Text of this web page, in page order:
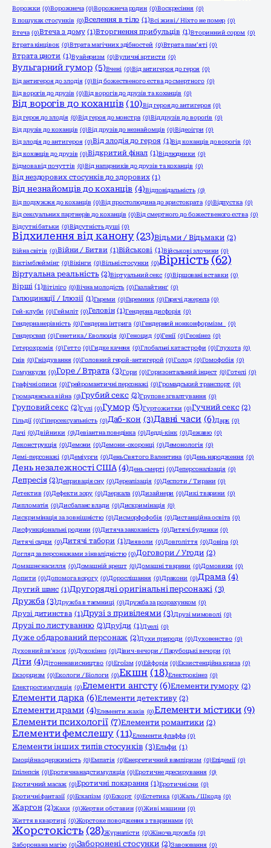
Ворожки (0)Ворожнеча (0)Ворожнеча родин (0)Воскресіння (0)
В пошуках стосунків (0)Вселення в тіло (1)Всі живі / Ніхто не помер (0)
Втеча (0)Втеча з дому (1)Вторгнення прибульців (1)Вторинний сором (0)
Втрата кінцівок (0)Втрата магічних здібностей (0)Втрата пам’яті (0)
Втрата цноти (1)Вуайеризм (0)Вуличні артисти (0)
Вульгарний гумор (5)Вчені (0)Від антигероя до героя (0)
Від антигероя до злодія (0)Від божественого єства до смертного (0)
Від ворогів до друзів (0)Від ворогів до друзів та коханців (0)
Від ворогів до коханців (10)Від героя до антигероя (0)
Від героя до злодія (0)Від героя до монстра (0)Від друзів до ворогів (0)
Від друзів до коханців (0)Від друзів до незнайомців (0)Відеоігри (0)
Від злодія до антигероя (0)Від злодія до героя (1)Від коханців до ворогів (0)
Від коханців до друзів (0)Відкритий фінал (1)Відлюдники (0)
Відмова від почуттів (0)Від напарників до друзів та коханців (0)
Від нездорових стосунків до здорових (1)
Від незнайомців до коханців (4)Відповідальність (0)
Від подружжя до коханців (0)Від простолюдина до аристократа (0)Відпустка (0)
Від сексуальних партнерів до коханців (0)Від смертного до божественого єства (0)
Відсутні батьки (0)Відсутність душі (0)
Відхилення від канону (23)Відьми / Відьмаки (2)
Війна світів (0)Війни / Битви (1)Військові (1)Військові злочини (0)
Віктімблеймінг (0)Вікінги (0)Вільні стосунки (0)Вірність (62)
Віртуальна реальність (2)Віртуальний секс (0)Віршовані вставки (0)
Вірші (1)Вітіліго (0)Вічна молодість (0)Газлайтинґ (0)
Галюцинації / Ілюзії (1)Гареми (0)Гаремник (0)Гарячі джерела (0)
Гей-клуби (0)Геймліт (0)Геловін (1)Гендерна дисфорія (0)
Гендерна нерівність (0)Гендерна інтрига (0)Гендерний нонконформізм
(0)
Гендерсвап (0)Генетика / Еволюція (0)Геноцид (0)Генії (0)Геокінез (0)
Гетерохромія (0)Гетто (0)Гидке каченя (0)Глобальні катастрофи (0)Глухота (0)
Гнів (0)Гніздування (0)Головний герой-антигерой (0)Голод (0)Гомофобія (0)
Гомункули (0)Горе / Втрата (3)Гори (0)Горизонтальний інцест (0)Готелі (0)
Графічні описи (0)Грейромантичні персонажі (0)Громадський транспорт (0)
Громадянська війна (0)Грубий секс (2)Групове згвалтування (0)
Груповий секс (2)Гулі (0)Гумор (5)Гуртожитки (0)Гучний секс (2)
Гільдії (0)Гіперсексуальність (0)Даб-кон (3)Давні часи (6)Дарк (0)
Дачі (0)Двійники (0)Девіантна поведінка (0)Дедді-кінк (0)Дежавю (0)
Деконструкція (0)Демони (0)Демони-охоронці (0)Демонологія (0)
Демі-персонажі (0)Деміурги (0)День Святого Валентина (0)День народження (0)
День незалежності США (4)День смерті (0)Деперсоналізація (0)
Депресія (2)Депривація сну (0)Дереалізація (0)Деспоти / Тирани (0)
Детектив (0)Дефекти зору (0)Дзеркала (0)Дизайнери (0)Дикі тварини (0)
Дипломатія (0)Дисбаланс влади (0)Дискримінація (0)
Дискримінація за зовнішністю (0)Дисморфофобія (0)Дистанційна освіта (0)
Дисфункціональні родини (0)Дитяча закоханість (0)Дитячі будинки (0)
Дитячі садки (0)Дитячі табори (1)Дияволи (0)Довголіття (0)Довіра (0)
Догляд за персонажами з інвалідністю (0)Договори / Угоди (2)
Домашнє насилля (0)Домашній арешт (0)Домашні тварини (0)Домовики (0)
Допити (0)Допомога ворогу (0)Дорослішання (0)Дракони (0)Драма (4)
Другий шанс (1)Другорядні оригінальні персонажі (3)
Дружба (3)Дружба в таємниці (0)Дружба за розрахунком (0)
Друзі дитинства (1)Друзі з привілеями (3)Друзі мимоволі (0)
Друзі по листуванню (2)Друїди (1)Дуелі (0)
Дуже обдарований персонаж (2)Духи природи (0)Духовенство (0)
Духовний зв'язок (0)Духокінез (0)Дівич-вечори / Парубоцькі вечори (0)
Діти (4)Дітоненависництво (0)Егоїзм (0)Ейфорія (0)Екзистенційна криза (0)
Екзорцизм (0)Екологи / Біологи (0)Екшн (18)Електрокінез (0)
Електростимуляція (0)Елементи ангсту (6)Елементи гумору (2)
Елементи дарка (6)Елементи детективу (2)
Елементи драми (4)Елементи жахів (0)Елементи містики (9)
Елементи психології (7)Елементи романтики (2)
Елементи фемслешу (11)Елементи флаффа (0)
Елементи інших типів стосунків (3)Ельфи (1)
Емоційна одержимість (0)Емпатія (0)Енергетичний вампіризм (0)Епідемії (0)
Епілепсія (0)Еротична надстимуляція (0)Еротичне дресирування (0)
Еротичний масаж (0)Еротичні покарання (1)Еротичні сни (0)
Еротичні фантазії (0)Ескапізм (0)Ескорт (0)Естетика (0)Жаль / Шкода (0)
Жаргон (2)Жахи (0)Жертви обставин (0)Живі машини (0)
Життя в квартирі (0)Жорстоке поводження з тваринами (0)
Жорстокість (28)Журналісти (0)Жіноча дружба (0)
Заборона на магію (0)Заборонені стосунки (2)Завоювання (0)